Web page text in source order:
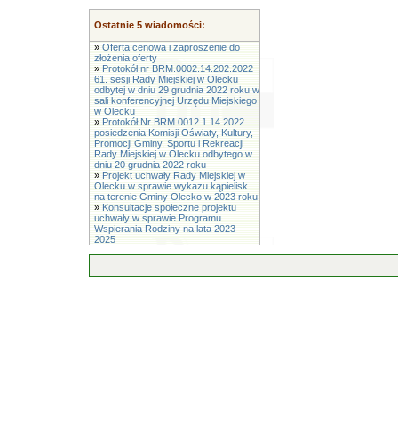
Ostatnie 5 wiadomości:
» Oferta cenowa i zaproszenie do
złożenia oferty
» Protokół nr BRM.0002.14.202.2022
61. sesji Rady Miejskiej w Olecku
odbytej w dniu 29 grudnia 2022 roku w
sali konferencyjnej Urzędu Miejskiego
w Olecku
» Protokół Nr BRM.0012.1.14.2022
posiedzenia Komisji Oświaty, Kultury,
Promocji Gminy, Sportu i Rekreacji
Rady Miejskiej w Olecku odbytego w
dniu 20 grudnia 2022 roku
» Projekt uchwały Rady Miejskiej w
Olecku w sprawie wykazu kąpielisk
na terenie Gminy Olecko w 2023 roku
» Konsultacje społeczne projektu
uchwały w sprawie Programu
Wspierania Rodziny na lata 2023-
2025